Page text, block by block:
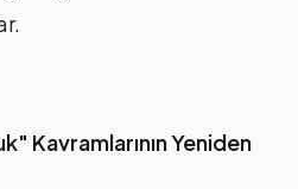
Kavramlarının Yeniden